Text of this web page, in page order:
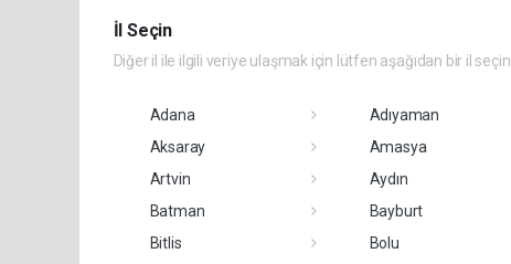
İl Seçin
Diğer il ile ilgili veriye ulaşmak için lütfen aşağıdan bir il seçin
Adana Adıyaman
Aksaray
Amasya
Artvin
Aydın
Batman
Bayburt
Bitlis
Bolu